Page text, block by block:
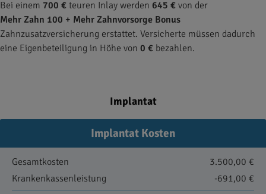
Bei einem 700 € teuren Inlay werden 645 € von der
Mehr Zahn 100 + Mehr Zahnvorsorge Bonus
Zahnzusatzversicherung erstattet. Versicherte müssen dadurch
eine Eigenbeteiligung in Höhe von 0 € bezahlen.
Implantat
Implantat Kosten
Gesamtkosten
3.500,00 €
Krankenkassenleistung
-691,00 €